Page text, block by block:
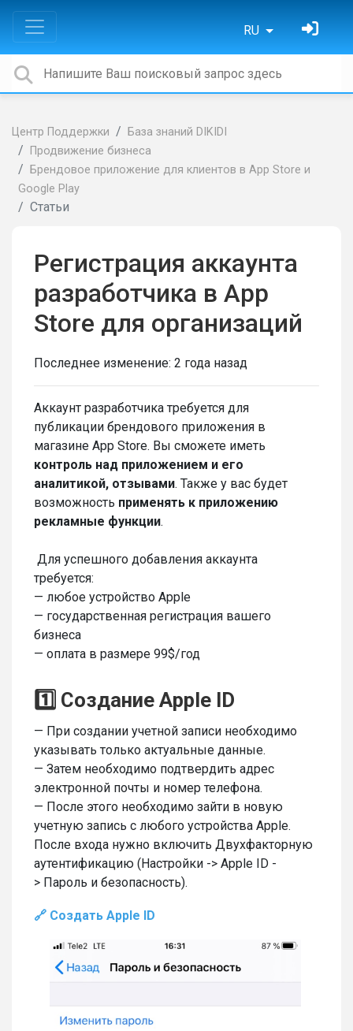
RU
Центр Поддержки
База знаний DIKIDI
Продвижение бизнеса
Брендовое приложение для клиентов в App Store и
Google Play
Статьи
Регистрация аккаунта
разработчика в App
Store для организаций
Последнее изменение: 2 года назад
Аккаунт разработчика требуется для
публикации брендового приложения в
магазине App Store. Вы сможете иметь
контроль над приложением и его
аналитикой, отзывами. Также у вас будет
возможность применять к приложению
рекламные функции.
Для успешного добавления аккаунта
требуется:
— любое устройство Apple
— государственная регистрация вашего
бизнеса
— оплата в размере 99$/год
1️⃣ Создание Apple ID
— При создании учетной записи необходимо
указывать только актуальные данные.
— Затем необходимо подтвердить адрес
электронной почты и номер телефона.
— После этого необходимо зайти в новую
учетную запись с любого устройства Apple.
После входа нужно включить Двухфакторную
аутентификацию (Настройки -> Apple ID -
> Пароль и безопасность).
🔗 Создать Apple ID